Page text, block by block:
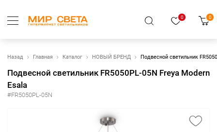
0 0
Назад Главная Каталог НОВЫЙ БРЕНД Подвесной светильник
Подвесной светильник FR5050PL-05N Freya Modern
Esala
#FR5050PL-05N